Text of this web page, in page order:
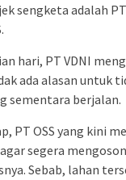
sengketa adalah
hari, PT VDNI
ada alasan untuk
sementara berjalan.
PT OSS yang kini
segera
Sebab, lahan